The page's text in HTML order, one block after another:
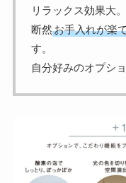
リラックス効果大。
断然お手入れが楽
す。
自分好みのオプシ